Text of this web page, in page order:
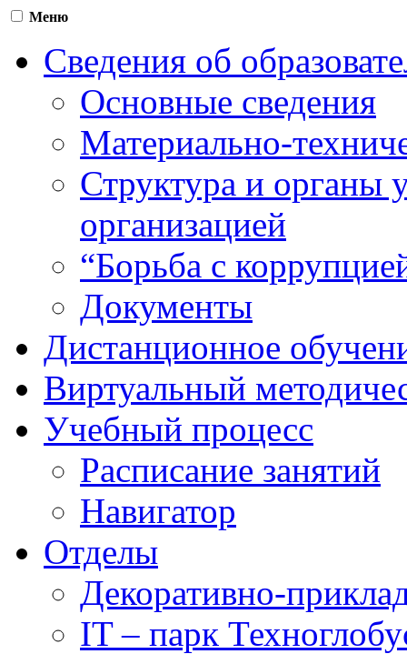
Меню
Сведения об
Основные сведения
Материально-
Структура и органы
организацией
“Борьба с
Документы
Дистанционное
Виртуальный
Учебный процесс
Расписание занятий
Навигатор
Отделы
Декоративно-
IT – парк